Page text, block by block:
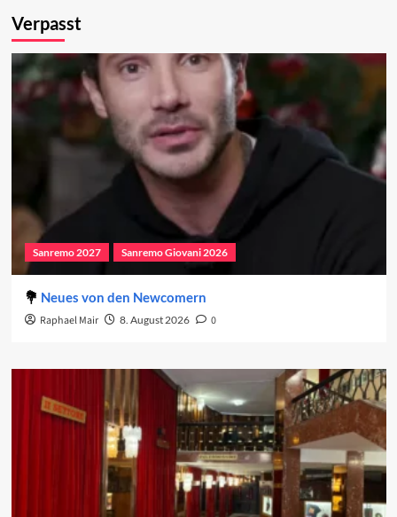
Verpasst
Sanremo 2027 Sanremo Giovani 2026
Neues von den Newcomern
Raphael Mair 8. August 2026 0